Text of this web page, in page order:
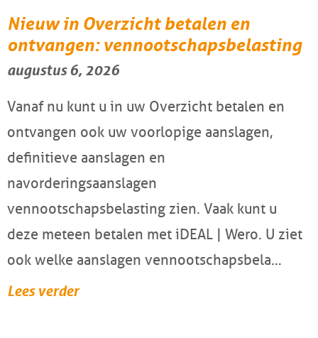
Nieuw in Overzicht betalen en
ontvangen: vennootschapsbelasting
augustus 6, 2026
Vanaf nu kunt u in uw Overzicht betalen en
ontvangen ook uw voorlopige aanslagen,
definitieve aanslagen en
navorderingsaanslagen
vennootschapsbelasting zien. Vaak kunt u
deze meteen betalen met iDEAL | Wero. U ziet
ook welke aanslagen vennootschapsbela…
Lees verder